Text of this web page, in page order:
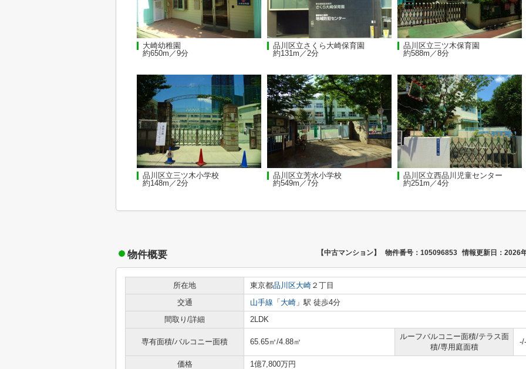
大崎幼稚園
約650m／9分
品川区立さくら大崎保育園
約131m／2分
品川区立三ツ木保育園
約588m／8分
品川区立三ツ木小学校
約148m／2分
品川区立芳水小学校
約549m／7分
品川区立西品川児童センター
約251m／4分
物件概要 【中古マンション】 物件番号：105096853 情報更新日：2026
所在地 東京都品川区大崎 ２丁目
交通
山手線 「 大崎 」駅 徒歩4分
間取り/詳細
2LDK
専有面積/バルコニー面積 65.65㎡/4.88㎡
ルーフバルコニー面積/テラス面
積/専用庭面積
価格
1億7,800万円